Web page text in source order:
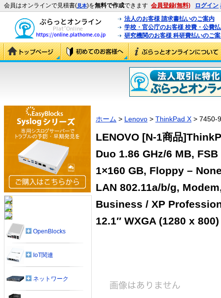
会員はオンラインで見積書(見本)を無料で作成できます 会員登録(無料) ログイン
法人のお客様 請求書払いのご案内
学校・官公庁のお客様 校費・公費
研究機関のお客様 科研費払いのご
ホーム > Lenovo > ThinkPad X > 7450-
LENOVO [N-1商品
Duo 1.86 GHz/6 MB,
1×160 GB, Floppy –
LAN 802.11a/b/g,
Business / XP
12.1″ WXGA (1280 x
OpenBlocks
IoT関連
ネットワーク